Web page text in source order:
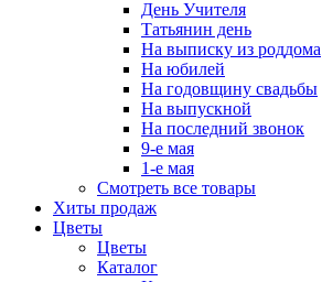
День Учителя
Татьянин день
На выписку из роддома
На юбилей
На годовщину свадьбы
На выпускной
На последний звонок
9-е мая
1-е мая
Смотреть все товары
Хиты продаж
Цветы
Цветы
Каталог